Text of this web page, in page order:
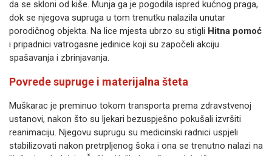
da se skloni od kiše. Munja ga je pogodila ispred kućnog praga,
dok se njegova supruga u tom trenutku nalazila unutar
porodičnog objekta. Na lice mjesta ubrzo su stigli Hitna pomoć
i pripadnici vatrogasne jedinice koji su započeli akciju
spašavanja i zbrinjavanja.
Povrede supruge i materijalna šteta
Muškarac je preminuo tokom transporta prema zdravstvenoj
ustanovi, nakon što su ljekari bezuspješno pokušali izvršiti
reanimaciju. Njegovu suprugu su medicinski radnici uspjeli
stabilizovati nakon pretrpljenog šoka i ona se trenutno nalazi na